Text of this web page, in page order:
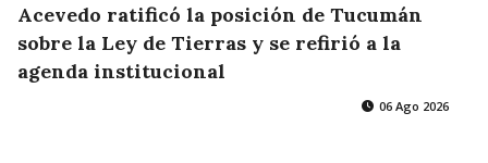
Acevedo ratificó la posición de Tucumán
sobre la Ley de Tierras y se refirió a la
agenda institucional
06 Ago 2026